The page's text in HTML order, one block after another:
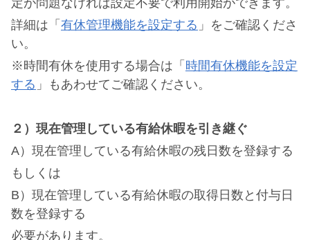
定が問題なければ設定不要で利用開始ができます。
詳細は「 有休管理機能を設定する 」をご確認くださ
い。
※時間有休を使用する場合は「 時間有休機能を設定
する 」もあわせてご確認ください。
２）現在管理している有給休暇を引き継ぐ
A）現在管理している有給休暇の残日数を登録する
もしくは
B）現在管理している有給休暇の取得日数と付与日
数を登録する
必要があります。